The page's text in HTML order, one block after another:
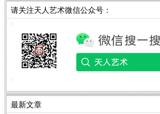
请关注天人艺术微信公众号：
最新文章